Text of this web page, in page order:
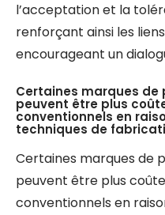
l’acceptation et la
renforçant ainsi les
encourageant un
Certaines marques
peuvent être plus
conventionnels en
techniques de
Certaines marques
peuvent être plus
conventionnels en